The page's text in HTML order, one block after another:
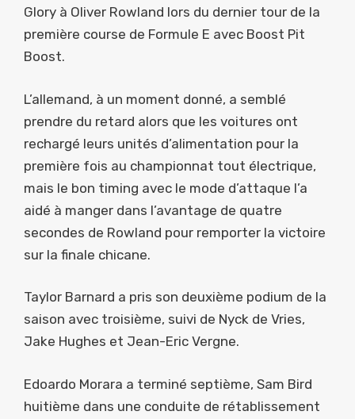
Glory à Oliver Rowland lors du dernier tour de la
première course de Formule E avec Boost Pit
Boost.
L’allemand, à un moment donné, a semblé
prendre du retard alors que les voitures ont
rechargé leurs unités d’alimentation pour la
première fois au championnat tout électrique,
mais le bon timing avec le mode d’attaque l’a
aidé à manger dans l’avantage de quatre
secondes de Rowland pour remporter la victoire
sur la finale chicane.
Taylor Barnard a pris son deuxième podium de la
saison avec troisième, suivi de Nyck de Vries,
Jake Hughes et Jean-Eric Vergne.
Edoardo Morara a terminé septième, Sam Bird
huitième dans une conduite de rétablissement